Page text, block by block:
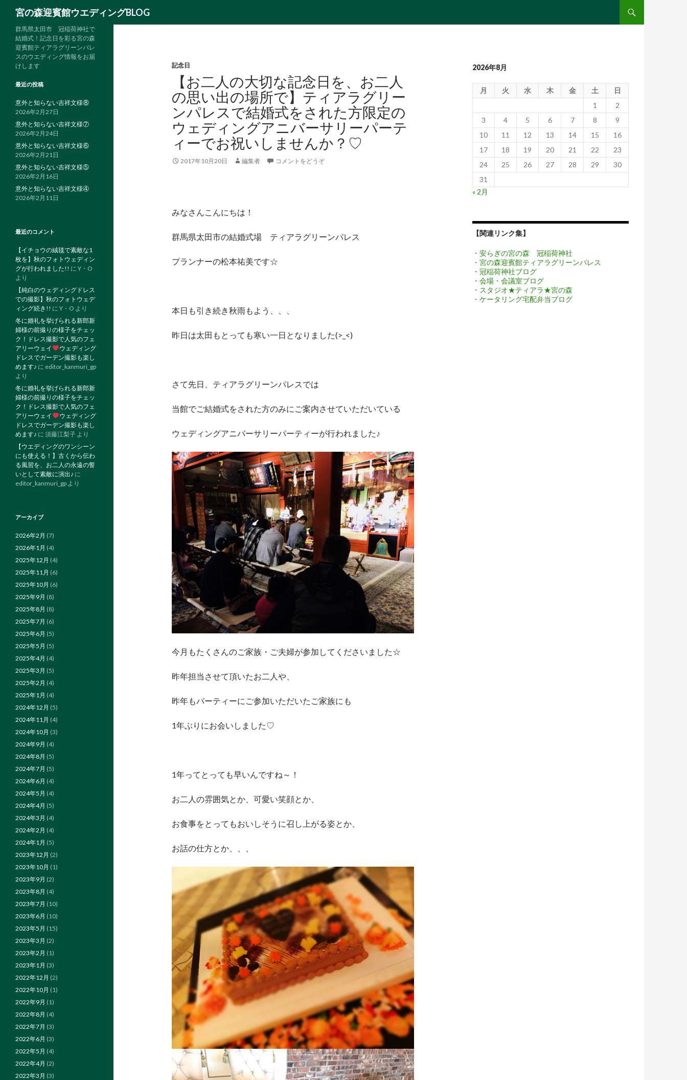
宮の森迎賓館ウエディングBLOG
記念日
【お二人の大切な記念日を、お二人
の思い出の場所で】ティアラグリー
ンパレスで結婚式をされた方限定の
ウェディングアニバーサリーパーテ
ィーでお祝いしませんか？♡
2017年10月20日 編集者 コメントをどうぞ
みなさんこんにちは！
群馬県太田市の結婚式場 ティアラグリーンパレス
プランナーの松本祐美です☆
本日も引き続き秋雨もよう、、、
昨日は太田もとっても寒い一日となりました(>_<)
さて先日、ティアラグリーンパレスでは
当館でご結婚式をされた方のみにご案内させていただいている
ウェディングアニバーサリーパーティーが行われました♪
今月もたくさんのご家族・ご夫婦が参加してくださいました☆
昨年担当させて頂いたお二人や、
昨年もパーティーにご参加いただいたご家族にも
1年ぶりにお会いしました♡
1年ってとっても早いんですね～！
お二人の雰囲気とか、可愛い笑顔とか、
お食事をとってもおいしそうに召し上がる姿とか、
お話の仕方とか、、、
2026年8月
月 火 水 木 金 土
日
1
2
3
4 5 6 7 8
9
10
11 12 13 14 15
16
17
18 19 20 21 22
23
24
25 26 27 28 29
30
31
« 2月
【関連リンク集】
・安らぎの宮の森 冠稲荷神社
・宮の森迎賓館ティアラグリーンパレス
・冠稲荷神社ブログ
・会場・会議室ブログ
・スタジオ★ティアラ★宮の森
・ケータリング宅配弁当ブログ
群馬県太田市 冠稲荷神社で
結婚式！記念日を彩る宮の森
迎賓館ティアラグリーンパレ
スのウエディング情報をお届
けします
最近の投稿
意外と知らない吉祥文様⑧
2026年2月27日
意外と知らない吉祥文様⑦
2026年2月24日
意外と知らない吉祥文様⑥
2026年2月21日
意外と知らない吉祥文様⑤
2026年2月16日
意外と知らない吉祥文様④
2026年2月11日
最近のコメント
【イチョウの絨毯で素敵な1
枚を】秋のフォトウェディン
グが行われました!! に Y・O
より
【純白のウェディングドレス
での撮影】秋のフォトウェデ
ィング続き!! に Y・O より
冬に婚礼を挙げられる新郎新
婦様の前撮りの様子をチェッ
ク！ドレス撮影で人気のフェ
アリーウェイ
ウェディング
ドレスでガーデン撮影も楽し
めます♪ に editor_kanmuri_gp
より
冬に婚礼を挙げられる新郎新
婦様の前撮りの様子をチェッ
ク！ドレス撮影で人気のフェ
アリーウェイ
ウェディング
ドレスでガーデン撮影も楽し
めます♪ に 須藤江梨子 より
【ウエディングのワンシーン
にも使える！】古くから伝わ
る風習を、お二人の永遠の誓
いとして素敵に演出♪ に
editor_kanmuri_gp より
アーカイブ
2026年2月 (7)
2026年1月 (4)
2025年12月 (4)
2025年11月 (6)
2025年10月 (6)
2025年9月 (8)
2025年8月 (8)
2025年7月 (6)
2025年6月 (5)
2025年5月 (5)
2025年4月 (4)
2025年3月 (5)
2025年2月 (4)
2025年1月 (4)
2024年12月 (5)
2024年11月 (4)
2024年10月 (3)
2024年9月 (4)
2024年8月 (5)
2024年7月 (5)
2024年6月 (4)
2024年5月 (4)
2024年4月 (5)
2024年3月 (4)
2024年2月 (4)
2024年1月 (5)
2023年12月 (2)
2023年10月 (1)
2023年9月 (2)
2023年8月 (4)
2023年7月 (10)
2023年6月 (10)
2023年5月 (15)
2023年3月 (2)
2023年2月 (1)
2023年1月 (3)
2022年12月 (2)
2022年10月 (1)
2022年9月 (1)
2022年8月 (4)
2022年7月 (3)
2022年6月 (3)
2022年5月 (4)
2022年4月 (2)
2022年3月 (3)